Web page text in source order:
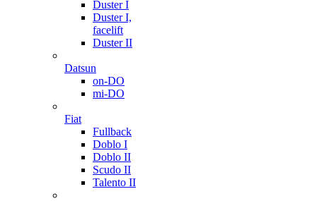
Duster I
Duster I,
facelift
Duster II
Datsun
on-DO
mi-DO
Fiat
Fullback
Doblo I
Doblo II
Scudo II
Talento II